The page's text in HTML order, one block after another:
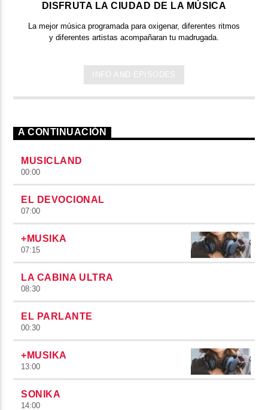
DISFRUTA LA CIUDAD DE LA MÚSICA
La mejor música programada para oxigenar, diferentes ritmos
y diferentes artistas acompañaran tu madrugada.
INFO AND EPISODES
A CONTINUACIÓN
MUSICLAND
00:00
EL DEVOCIONAL
07:00
+MUSIKA
07:15
LA CABINA ULTRA
08:30
EL PARLANTE
00:30
+MUSIKA
13:00
SONIKA
14:00